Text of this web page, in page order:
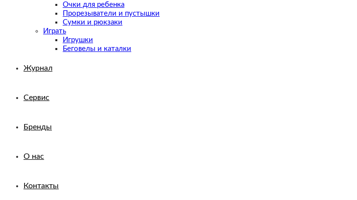
Очки для ребенка
Прорезыватели и пустышки
Сумки и рюкзаки
Играть
Игрушки
Беговелы и каталки
Журнал
Сервис
Бренды
О нас
Контакты